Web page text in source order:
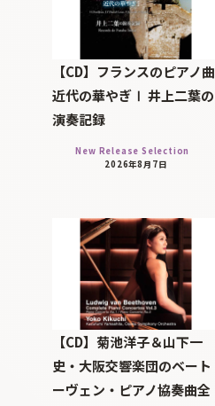
【CD】フランスのピアノ曲
近代の華やぎⅠ 井上二葉の
演奏記録
New Release Selection
2026年8月7日
【CD】菊池洋子＆山下一
史・大阪交響楽団のベート
ーヴェン・ピアノ協奏曲全